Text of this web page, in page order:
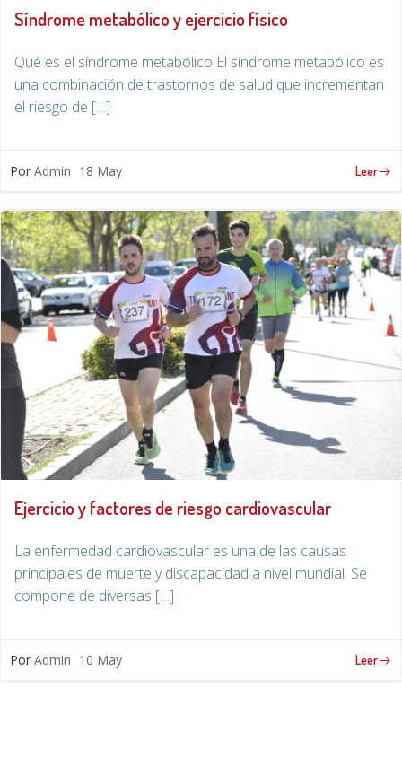
Síndrome metabólico y ejercicio físico
Qué es el síndrome metabólico El síndrome metabólico es
una combinación de trastornos de salud que incrementan
el riesgo de […]
Por Admin 18 May Leer
Ejercicio y factores de riesgo cardiovascular
La enfermedad cardiovascular es una de las causas
principales de muerte y discapacidad a nivel mundial. Se
compone de diversas […]
Por Admin 10 May Leer